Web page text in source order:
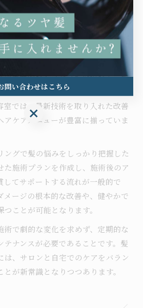
と自宅での二段構えのケアが不可
ダメージケアの新常識
じて、髪ダメージケアの新常識が広
の表面的なヘアケアだけでなく、髪
ランスを整える施術が重視されてい
室では、最新技術を取り入れた改善
アケアメニューが豊富に揃っていま
ングで髪の悩みをしっかり把握した
た施術プランを作成し、施術後のア
してサポートする流れが一般的で
メージの根本的な改善や、健やかで
ことが可能となります。
術で劇的な変化を求めず、定期的な
テナンスが必要であることです。髪
は、サロンと自宅でのケアをバラン
が新常識となりつつあります。
問い合わせはこちら
問い合わせはこちら